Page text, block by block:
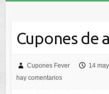
Cupones de
Cupones Fever 14
hay comentarios